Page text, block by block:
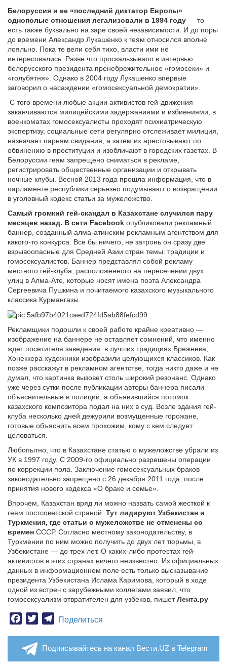
Белоруссия и ее «последний диктатор Европы»
однополые отношения легализовали в 1994 году — то
есть также буквально на заре своей независимости. И до поры
до времени Александр Лукашенко к геям относился вполне
лояльно. Пока те вели себя тихо, власти ими не
интересовались. Разве что проскальзывало в интервью
белорусского президента пренебрежительное «гомосеки» и
«голубятня». Однако в 2004 году Лукашенко впервые
заговорил о насаждении «гомосексуальной демократии».
С того времени любые акции активистов гей-движения
заканчиваются милицейскими задержаниями и избиениями, в
военкоматах гомосексуалисты проходят психиатрическую
экспертизу, социальные сети регулярно отслеживает милиция,
назначает парням свидания, а затем их арестовывают по
обвинению в проституции и изобличают в городских газетах. В
Белоруссии геям запрещено сниматься в рекламе,
регистрировать общественные организации и открывать
ночные клубы. Весной 2013 года прошла информация, что в
парламенте республики серьезно подумывают о возвращении
в уголовный кодекс статьи за мужеложство.
Самый громкий гей-скандал в Казахстане случился пару
месяцев назад. В сети Facebook опубликовали рекламный
баннер, созданный алма-атинским рекламным агентством для
какого-то конкурса. Все бы ничего, не затронь он сразу две
взрывоопасные для Средней Азии стран темы: традиции и
гомосексуалистов. Баннер представлял собой рекламу
местного гей-клуба, расположенного на пересечении двух
улиц в Алма-Ате, которые носят имена поэта Александра
Сергеевича Пушкина и почитаемого казахского музыкального
классика Курмангазы.
Рекламщики подошли к своей работе крайне креативно —
изображение на баннере не оставляет сомнений, что именно
ждет посетителя заведения: в лучших традициях Брежнева,
Хонеккера художники изобразили целующихся классиков. Как
позже расскажут в рекламном агентстве, тогда никто даже и не
думал, что картинка вызовет столь широкий резонанс. Однако
уже через сутки после публикации авторы баннера писали
объяснительные в полиции, а объявившийся потомок
казахского композитора подал на них в суд. Возле здания гей-
клуба несколько дней дежурили возмущенные горожане,
готовые объяснить всем прохожим, кому с кем следует
целоваться.
Любопытно, что в Казахстане статью о мужеложстве убрали из
УК в 1997 году. С 2009-го официально разрешены операции
по коррекции пола. Заключение гомосексуальных браков
законодательно запрещено с 26 декабря 2011 года, после
принятия нового кодекса «О браке и семье».
Впрочем, Казахстан вряд ли можно назвать самой жесткой к
геям постсоветской страной. Тут лидируют Узбекистан и
Туркмения, где статьи о мужеложстве не отменены со
времен СССР. Согласно местному законодательству, в
Туркмении по ним можно получить до двух лет тюрьмы, в
Узбекистане — до трех лет. О каких-либо протестах гей-
активистов в этих странах ничего неизвестно. Из официальных
данных в информационном поле есть только высказывание
президента Узбекистана Ислама Каримова, который в ходе
одной из встреч с зарубежными коллегами заявил, что
гомосексуализм отвратителен для узбеков, пишетЛента.ру
Facebook
TwitterTelegram
Поделиться
Подписывайтесь на канал Вести.UZ в Telegram